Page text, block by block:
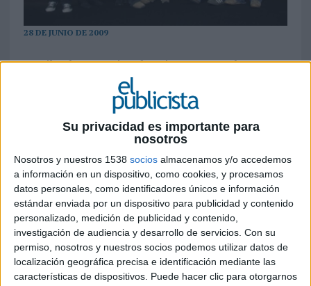
Su privacidad es importante para
nosotros
Nosotros y nuestros 1538 socios almacenamos y/o accedemos
a información en un dispositivo, como cookies, y procesamos
datos personales, como identificadores únicos e información
estándar enviada por un dispositivo para publicidad y contenido
personalizado, medición de publicidad y contenido,
investigación de audiencia y desarrollo de servicios. Con su
permiso, nosotros y nuestros socios podemos utilizar datos de
localización geográfica precisa e identificación mediante las
características de dispositivos. Puede hacer clic para otorgarnos
28 DE JUNIO DE 2009
En Film, las agencias obtuvieron cuatro leones
27 leones, dos más que el año pasado, y un premio a la mejor agencia del año en marketing directo,
otorgado a Shackleton (en la foto) por tercer año consecutivo, es el resultado de última edición del
Festival Internacional de la Publicidad, celebrado hasta ayer en la ciudad francesa de Cannes. El
festival se cerró anoche con la entrega de premios de las secciones de Film, donde se cazaron cuatro
Palmarés Festival de Cannes 09
Premio Título Anunciante
Marketing
directo